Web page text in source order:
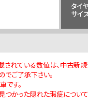
タイ
サイ
されている数値は、中古新
ご了承下さい。
です。
つかった隠れた瑕疵につい